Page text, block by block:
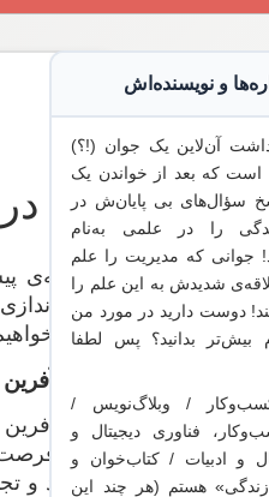
هفته‌ی
آن فرصت
مواد و
و نویسنده‌اش
آن‌لاین یک جوان (!؟)
۴۰ ساله است که بعد از خواندن یک
سؤال‌های بی پایان‌ش در
را در علمی به‌نام
جوانی که مدیریت را علم
شدیدش به این علم را
دوست دارید در مورد من
بیش‌تر بدانید؟ پس لطفا
/ وبلاگ‌نویس /
فناوری دیجیتال و
و ادبیات / کتاب‌خوان و
هستم (هر چند این